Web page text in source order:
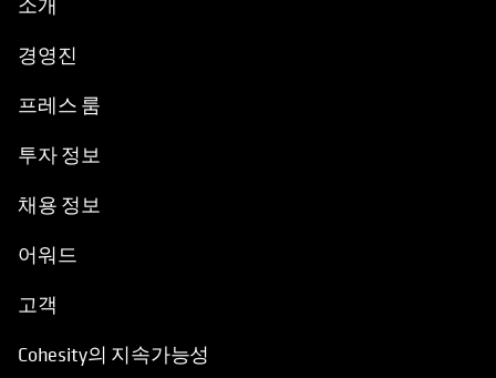
소개
경영진
프레스 룸
투자 정보
채용 정보
어워드
고객
Cohesity의 지속가능성